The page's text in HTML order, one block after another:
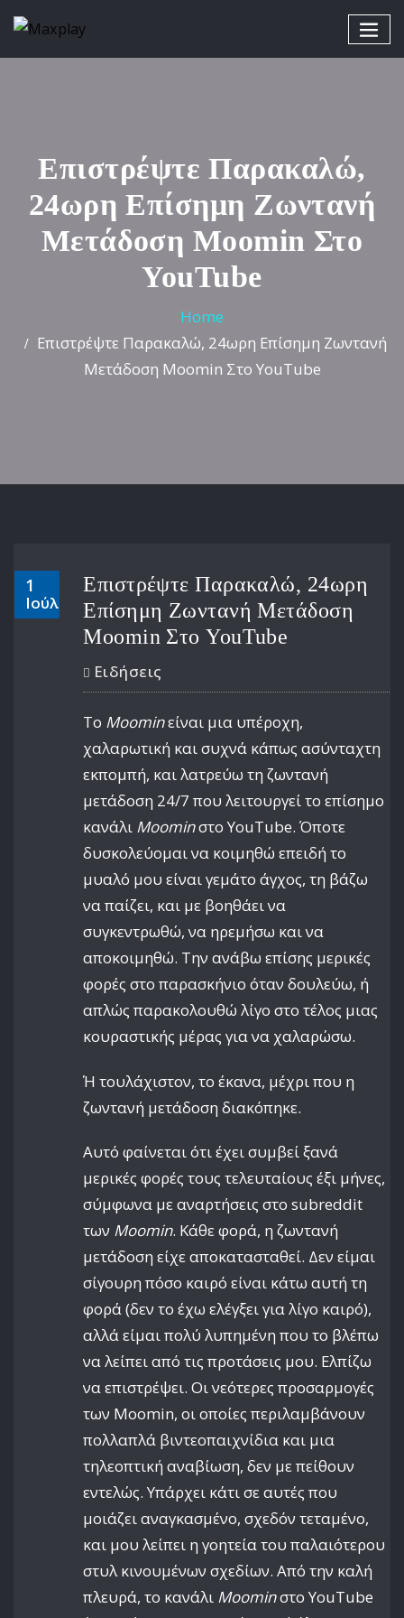
Επιστρέψτε Παρακαλώ,
24ωρη Επίσημη Ζωντανή
Μετάδοση Moomin Στο
YouTube
Home
Επιστρέψτε Παρακαλώ, 24ωρη Επίσημη Ζωντανή
Μετάδοση Moomin Στο YouTube
1
Ιούλ
Επιστρέψτε Παρακαλώ, 24ωρη
Επίσημη Ζωντανή Μετάδοση
Moomin Στο YouTube
Ειδήσεις
Το Moominείναι μια υπέροχη,
χαλαρωτική και συχνά κάπως ασύνταχτη
εκπομπή, και λατρεύω τη ζωντανή
μετάδοση 24/7 που λειτουργεί το επίσημο
κανάλι Moominστο YouTube. Όποτε
δυσκολεύομαι να κοιμηθώ επειδή το
μυαλό μου είναι γεμάτο άγχος, τη βάζω
να παίζει, και με βοηθάει να
συγκεντρωθώ, να ηρεμήσω και να
αποκοιμηθώ. Την ανάβω επίσης μερικές
φορές στο παρασκήνιο όταν δουλεύω, ή
απλώς παρακολουθώ λίγο στο τέλος μιας
κουραστικής μέρας για να χαλαρώσω.
Ή τουλάχιστον, το έκανα, μέχρι που η
ζωντανή μετάδοση διακόπηκε.
Αυτό φαίνεται ότι έχει συμβεί ξανά
μερικές φορές τους τελευταίους έξι μήνες,
σύμφωνα με αναρτήσεις στο subreddit
των Moomin. Κάθε φορά, η ζωντανή
μετάδοση είχε αποκατασταθεί. Δεν είμαι
σίγουρη πόσο καιρό είναι κάτω αυτή τη
φορά (δεν το έχω ελέγξει για λίγο καιρό),
αλλά είμαι πολύ λυπημένη που το βλέπω
να λείπει από τις προτάσεις μου. Ελπίζω
να επιστρέψει. Οι νεότερες προσαρμογές
των Moomin, οι οποίες περιλαμβάνουν
πολλαπλά βιντεοπαιχνίδια και μια
τηλεοπτική αναβίωση, δεν με πείθουν
εντελώς. Υπάρχει κάτι σε αυτές που
μοιάζει αναγκασμένο, σχεδόν τεταμένο,
και μου λείπει η γοητεία του παλαιότερου
στυλ κινουμένων σχεδίων. Από την καλή
πλευρά, το κανάλι Moominστο YouTube